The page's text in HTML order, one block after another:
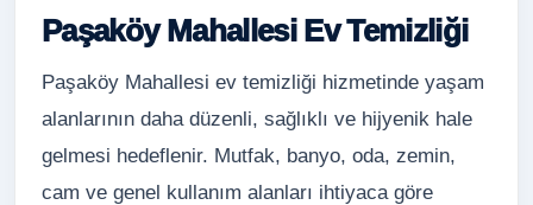
Paşaköy Mahallesi Ev Temizliği
Paşaköy Mahallesi ev temizliği hizmetinde yaşam
alanlarının daha düzenli, sağlıklı ve hijyenik hale
gelmesi hedeflenir. Mutfak, banyo, oda, zemin,
cam ve genel kullanım alanları ihtiyaca göre